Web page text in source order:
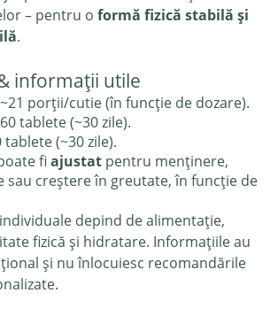
– pentru oformă fizică stabilă și
.
informații utile
porții/cutie (în funcție de dozare).
tablete (~30 zile).
tablete (~30 zile).
fiajustat pentru menținere,
sau creștere în greutate, în funcție de
depind de alimentație,
fizică și hidratare. Informațiile au
și nu înlocuiesc recomandările